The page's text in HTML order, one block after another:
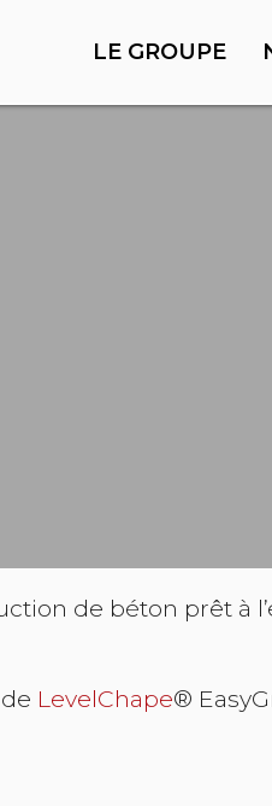
LE GROUPE
de béton prêt à
LevelChape®